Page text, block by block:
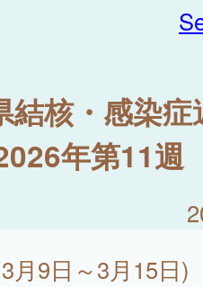
結核・感染症
年第11週
月9日～3月15日)